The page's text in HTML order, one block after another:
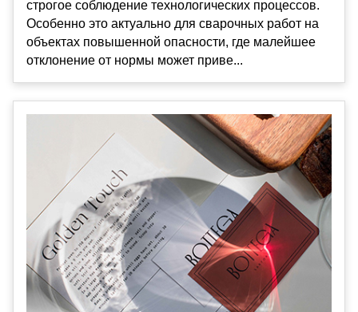
строгое соблюдение технологических процессов.
Особенно это актуально для сварочных работ на
объектах повышенной опасности, где малейшее
отклонение от нормы может приве...